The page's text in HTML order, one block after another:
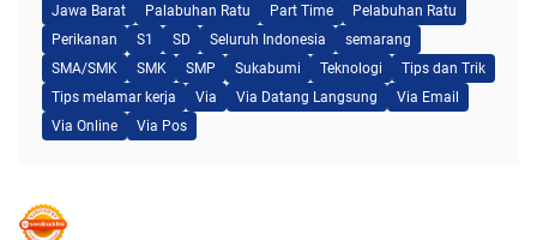
Jawa Barat
Palabuhan Ratu Part Time
Pelabuhan Ratu
Perikanan
S1 SD Seluruh Indonesia
semarang
SMA/SMK
SMK SMP Sukabumi Teknologi
Tips dan Trik
Tips melamar kerja
Via Via Datang Langsung
Via Email
Via Online
Via Pos